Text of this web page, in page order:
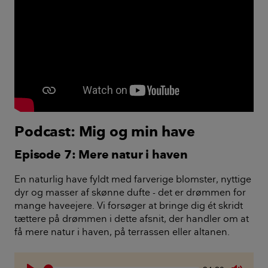
Podcast: Mig og min have
Episode 7: Mere natur i haven
En naturlig have fyldt med farverige blomster, nyttige
dyr og masser af skønne dufte - det er drømmen for
mange haveejere. Vi forsøger at bringe dig ét skridt
tættere på drømmen i dette afsnit, der handler om at
få mere natur i haven, på terrassen eller altanen.